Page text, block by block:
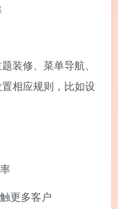
装修、菜单导航、
相应规则，比如设
更多客户